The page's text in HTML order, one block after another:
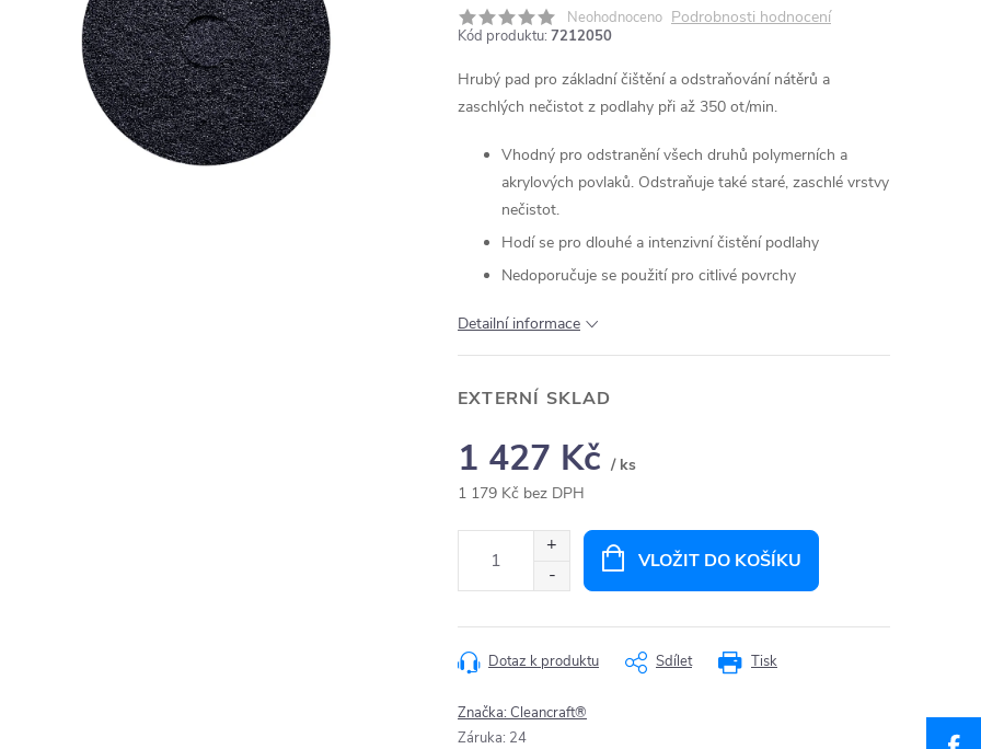
Neohodnoceno Podrobnosti hodnocení
Kód produktu: 7212050
Hrubý pad pro základní čištění a odstraňování nátěrů a
zaschlých nečistot z podlahy při až 350 ot/min.
Vhodný pro odstranění všech druhů polymerních a
akrylových povlaků. Odstraňuje také staré, zaschlé vrstvy
nečistot.
Hodí se pro dlouhé a intenzivní čistění podlahy
Nedoporučuje se použití pro citlivé povrchy
Detailní informace
EXTERNÍ SKLAD
1 427 Kč / ks
1 179 Kč bez DPH
VLOŽIT DO KOŠÍKU
Tisk
Dotaz k produktu Sdílet
Značka:Cleancraft®
Záruka: 24